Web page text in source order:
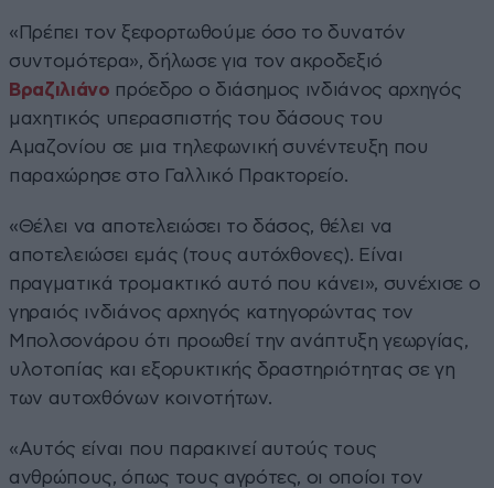
«Πρέπει τον ξεφορτωθούμε όσο το δυνατόν
συντομότερα», δήλωσε για τον ακροδεξιό
Βραζιλιάνο πρόεδρο ο διάσημος ινδιάνος αρχηγός
μαχητικός υπερασπιστής του δάσους του
Αμαζονίου σε μια τηλεφωνική συνέντευξη που
παραχώρησε στο Γαλλικό Πρακτορείο.
«Θέλει να αποτελειώσει το δάσος, θέλει να
αποτελειώσει εμάς (τους αυτόχθονες). Είναι
πραγματικά τρομακτικό αυτό που κάνει», συνέχισε ο
γηραιός ινδιάνος αρχηγός κατηγορώντας τον
Μπολσονάρου ότι προωθεί την ανάπτυξη γεωργίας,
υλοτοπίας και εξορυκτικής δραστηριότητας σε γη
των αυτοχθόνων κοινοτήτων.
«Αυτός είναι που παρακινεί αυτούς τους
ανθρώπους, όπως τους αγρότες, οι οποίοι τον